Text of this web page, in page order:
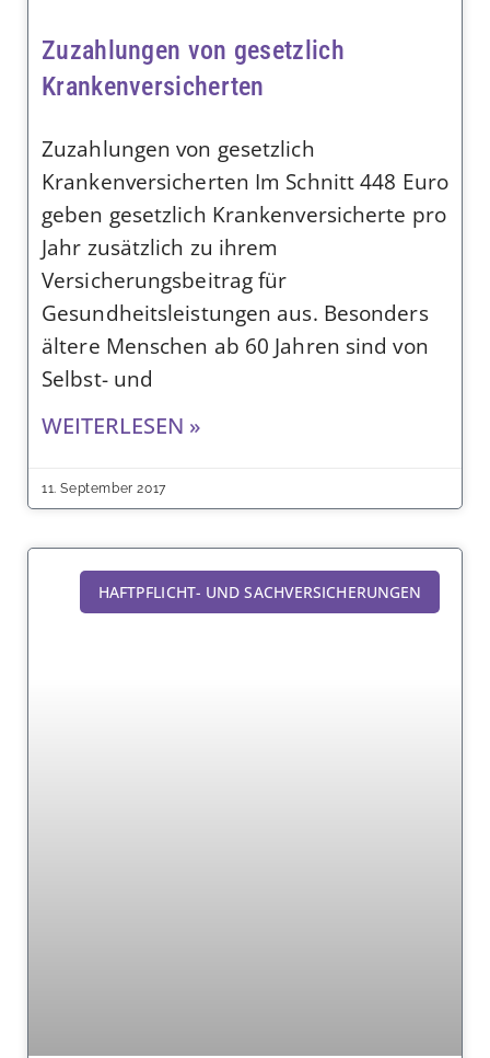
Zuzahlungen von gesetzlich
Krankenversicherten
Zuzahlungen von gesetzlich
Krankenversicherten Im Schnitt 448 Euro
geben gesetzlich Krankenversicherte pro
Jahr zusätzlich zu ihrem
Versicherungsbeitrag für
Gesundheitsleistungen aus. Besonders
ältere Menschen ab 60 Jahren sind von
Selbst- und
WEITERLESEN »
11. September 2017
HAFTPFLICHT- UND SACHVERSICHERUNGEN